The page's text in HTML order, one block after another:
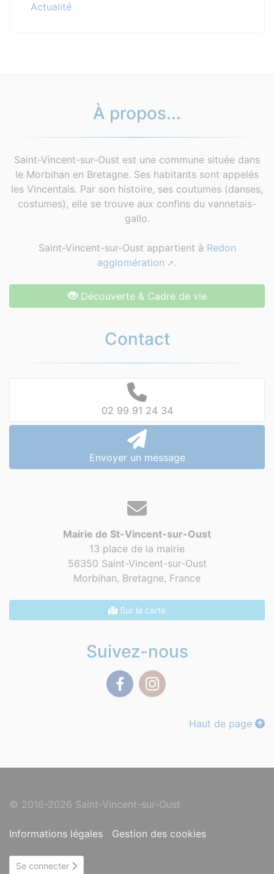
Actualité
À propos...
Saint-Vincent-sur-Oust est une commune située dans
le Morbihan en Bretagne. Ses habitants sont appelés
les Vincentais. Par son histoire, ses coutumes (danses,
costumes), elle se trouve aux confins du vannetais-
gallo.
Saint-Vincent-sur-Oust appartient à Redon
agglomération
.
Découverte & Cadre de vie
Contact
02 99 91 24 34
Envoyer un message
Mairie de St-Vincent-sur-Oust
13 place de la mairie
56350 Saint-Vincent-sur-Oust
Morbihan, Bretagne, France
Sur la carte
Suivez-nous
Haut de page
© 2016-2026 Saint-Vincent-sur-Oust
Informations légales Gestion des cookies
Se connecter